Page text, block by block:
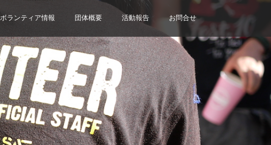
ボランティア情報 団体概要 活動報告 お問合せ